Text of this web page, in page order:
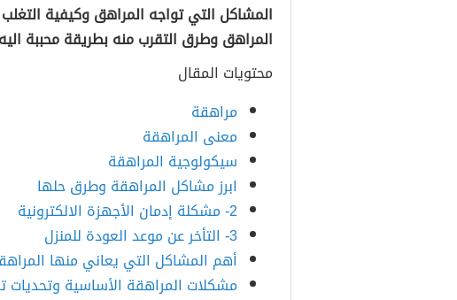
المشاكل التي تواجه المراهق وكيفية
المراهق وطرق التقرب منه بطريقة محببة
محتويات المقال
مراهقة
معنى المراهقة
سيكولوجية المراهقة
ابرز مشاكل المراهقة وطرق حلها
2- مشكلة إدمان الأجهزة الالكترونية
3- التأخر عن موعد العودة للمنزل
أهم المشاكل التي يعاني منها
مشكلات المراهقة الأساسية وتحديات